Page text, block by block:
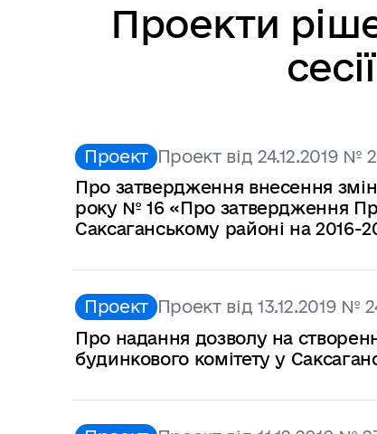
Проекти
Проект Проект від 24.12.2019 №
Про затвердження внесення
року № 16 «Про затвердження
Саксаганському районі на 2016-
Проект Проект від 13.12.2019 №
Про надання дозволу на
будинкового комітету у